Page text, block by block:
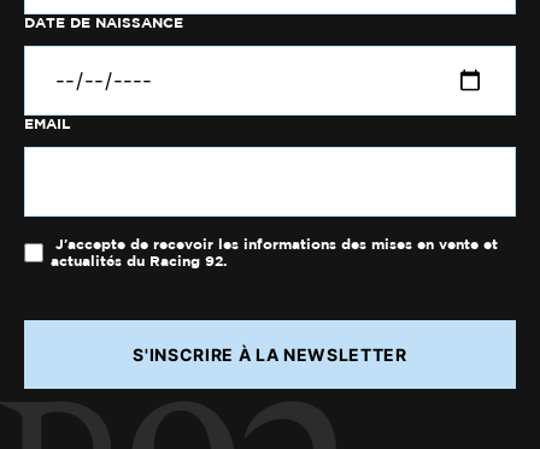
DATE DE NAISSANCE
EMAIL
J'accepte de recevoir les informations des mises en vente et
actualités du Racing 92.
S'INSCRIRE À LA NEWSLETTER